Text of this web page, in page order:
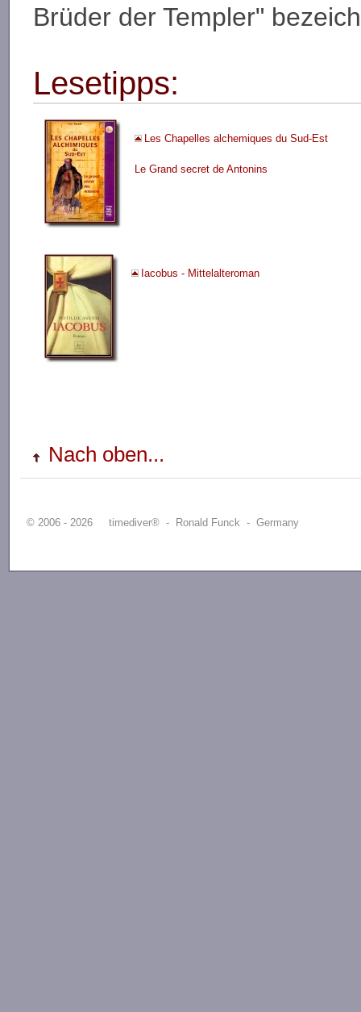
Brüder der Templer"
Lesetipps:
Les Chapelles alchemiques du Sud-Est
Le Grand secret de Antonins
Iacobus - Mittelalteroman
Nach oben...
© 2006 - 2026 timediver® - Ronald Funck - Germany